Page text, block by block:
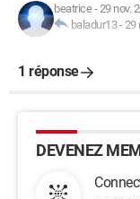
beatrice-29 nov.
baladur13-29
1 réponse
DEVENEZ